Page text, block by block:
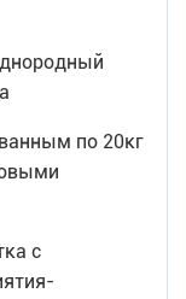
по 20кг
с